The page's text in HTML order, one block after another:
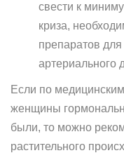
свести к
криза,
препаратов
артериального
Если по
женщины
были, то можно
растительного